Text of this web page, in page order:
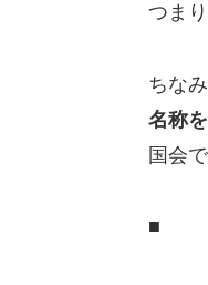
つまり
ちな
名称
国会
■